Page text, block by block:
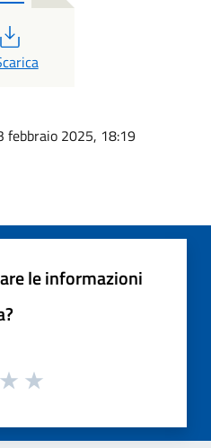
febbraio 2025, 18:19
le informazioni